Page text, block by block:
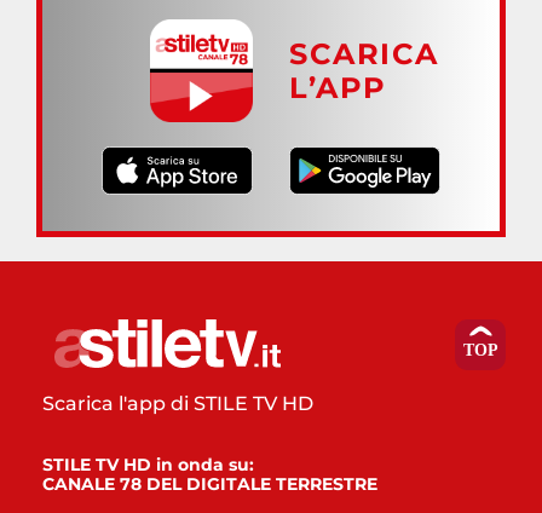
SCARICA
L’APP
Scarica l'app di STILE TV HD
STILE TV HD in onda su:
CANALE 78 DEL DIGITALE TERRESTRE